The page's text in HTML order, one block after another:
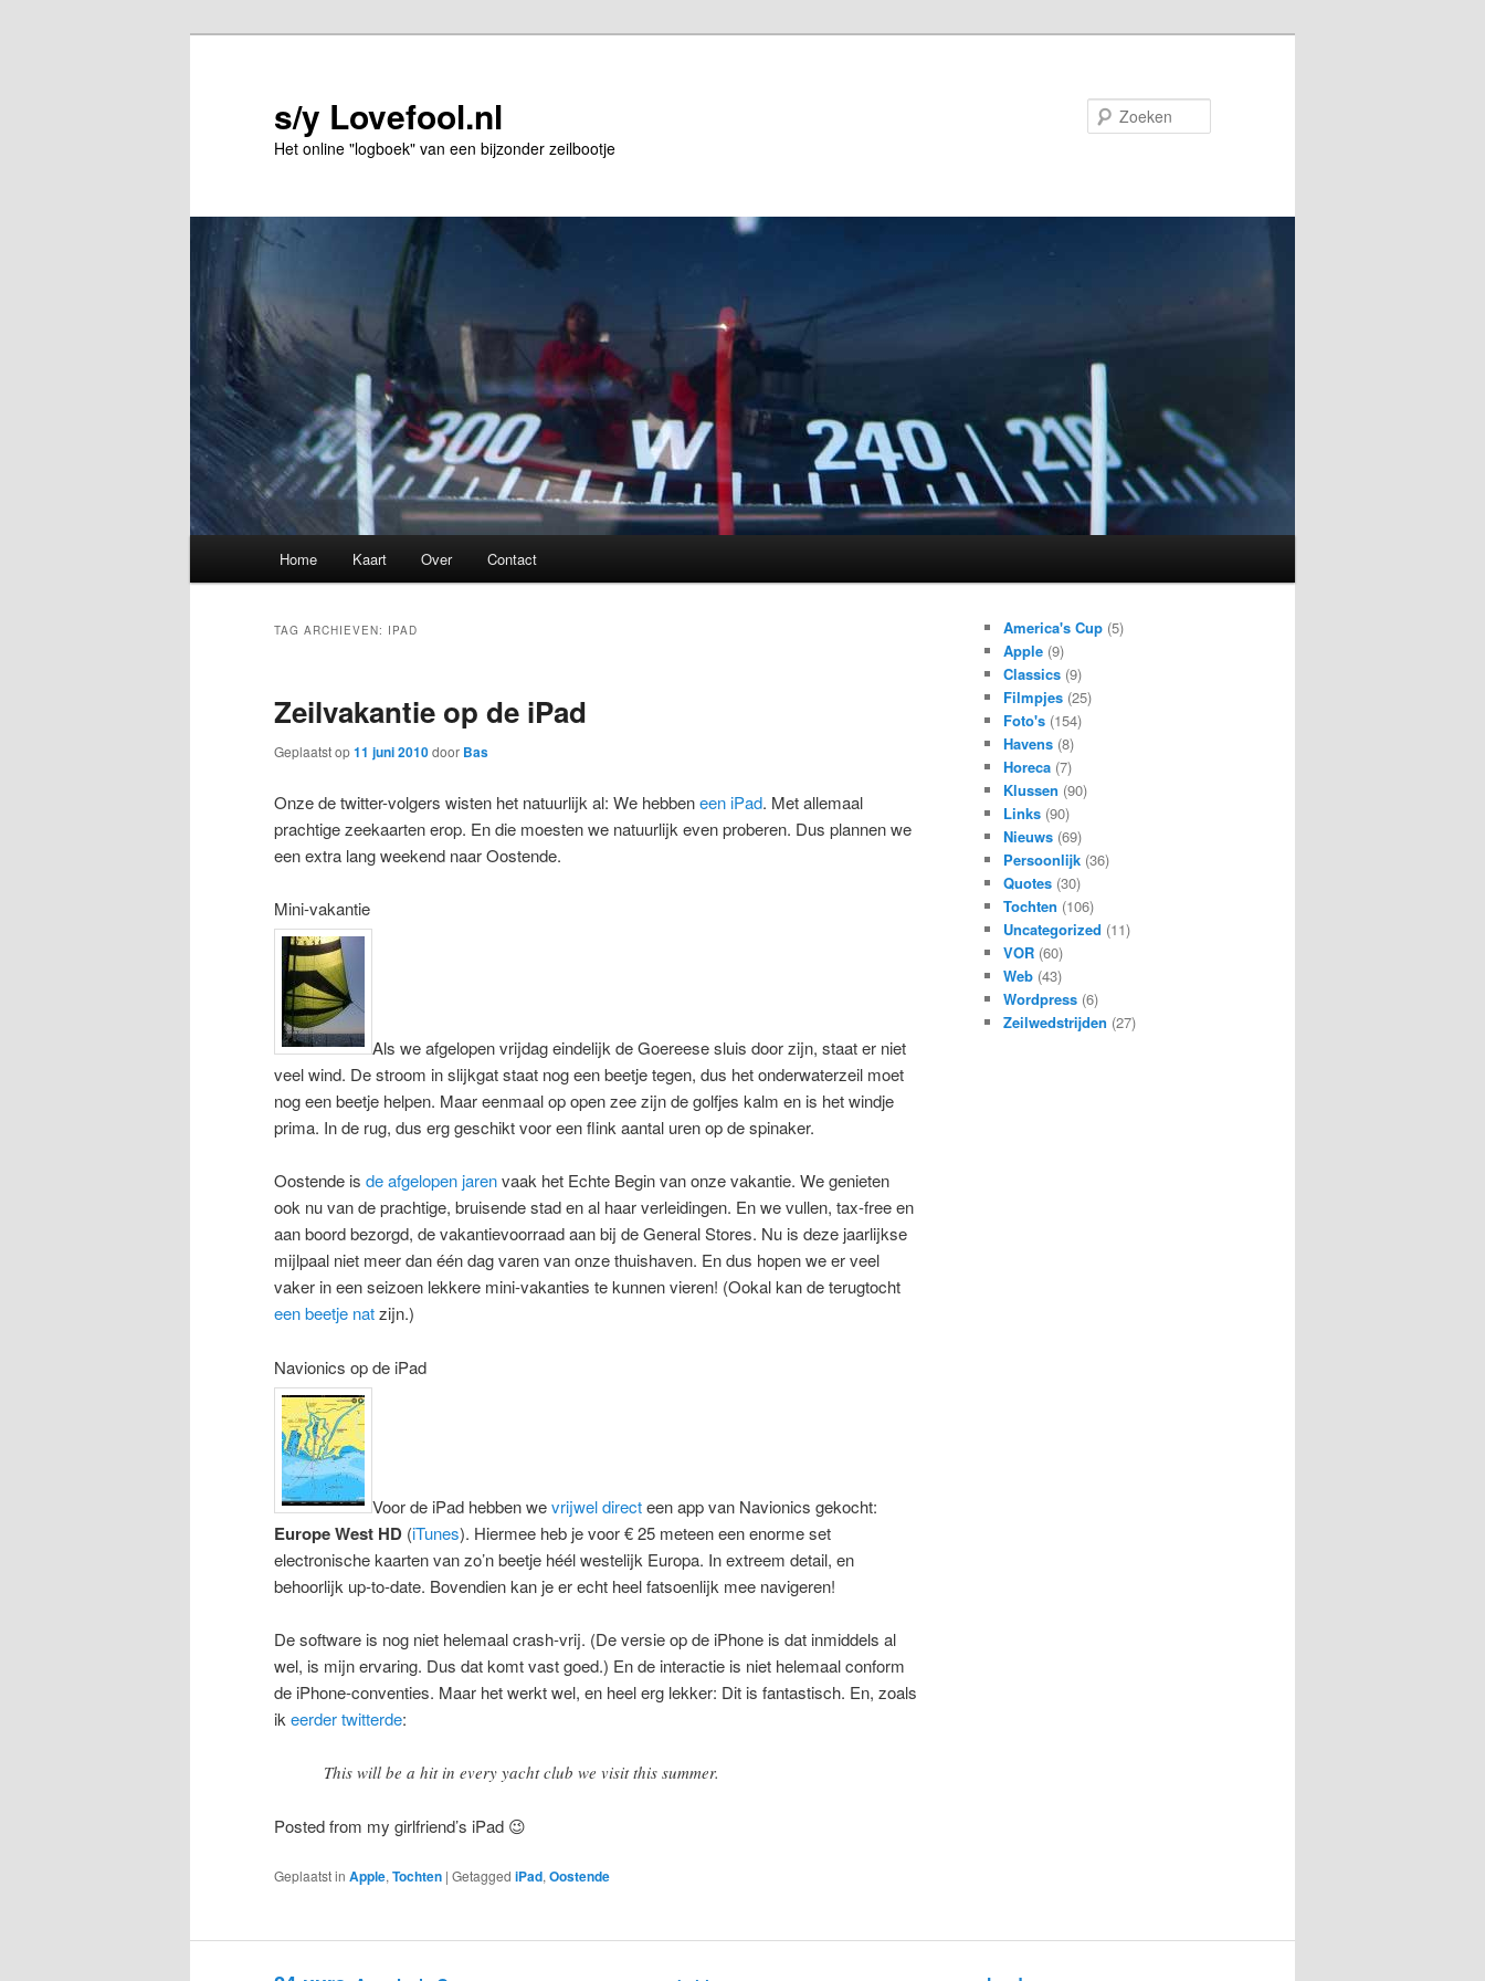
s/y Lovefool.nl
Het online "logboek" van een bijzonder zeilbootje
Home Kaart Over Contact
TAG ARCHIEVEN: IPAD
Zeilvakantie op de iPad
Geplaatst op11 juni 2010door Bas
Onze de twitter-volgers wisten het natuurlijk al: We hebbeneen iPad. Met allemaal
prachtige zeekaarten erop. En die moesten we natuurlijk even proberen. Dus plannen we
een extra lang weekend naar Oostende.
Mini-vakantie
Als we afgelopen vrijdag eindelijk de Goereese sluis door zijn, staat er niet
veel wind. De stroom in slijkgat staat nog een beetje tegen, dus het onderwaterzeil moet
nog een beetje helpen. Maar eenmaal op open zee zijn de golfjes kalm en is het windje
prima. In de rug, dus erg geschikt voor een flink aantal uren op de spinaker.
Oostende is deafgelopenjarenvaak het Echte Begin van onze vakantie. We genieten
ook nu van de prachtige, bruisende stad en al haar verleidingen. En we vullen, tax-free en
aan boord bezorgd, de vakantievoorraad aan bij de General Stores. Nu is deze jaarlijkse
mijlpaal niet meer dan één dag varen van onze thuishaven. En dus hopen we er veel
vaker in een seizoen lekkere mini-vakanties te kunnen vieren! (Ookal kan de terugtocht
een beetje natzijn.)
Navionics op de iPad
Voor de iPad hebben wevrijwel directeen app van Navionics gekocht:
Europe West HD (iTunes). Hiermee heb je voor € 25 meteen een enorme set
electronische kaarten van zo’n beetje héél westelijk Europa. In extreem detail, en
behoorlijk up-to-date. Bovendien kan je er echt heel fatsoenlijk mee navigeren!
De software is nog niet helemaal crash-vrij. (De versie op de iPhone is dat inmiddels al
wel, is mijn ervaring. Dus dat komt vast goed.) En de interactie is niet helemaal conform
de iPhone-conventies. Maar het werkt wel, en heel erg lekker: Dit is fantastisch. En, zoals
ik eerder twitterde:
This will be a hit in every yacht club we visit this summer.
Posted from my girlfriend’s iPad 😉
Geplaatst in Apple, Tochten | Getagged iPad, Oostende
America's Cup (5)
Apple (9)
Classics (9)
Filmpjes (25)
Foto's (154)
Havens (8)
Horeca (7)
Klussen (90)
Links (90)
Nieuws (69)
Persoonlijk (36)
Quotes (30)
Tochten (106)
Uncategorized (11)
VOR (60)
Web (43)
Wordpress (6)
Zeilwedstrijden (27)